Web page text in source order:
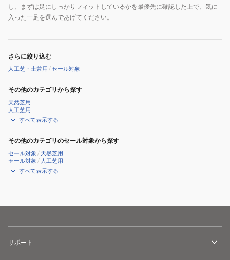
し、まずは足にしっかりフィットしているかを最優先に確認した上で、気に
入った一足を選んであげてください。
さらに絞り込む
人工芝・土兼用 /セール対象
その他のカテゴリから探す
天然芝用
人工芝用
すべて表示する
その他のカテゴリのセール対象から探す
セール対象 / 天然芝用
セール対象 / 人工芝用
すべて表示する
サポート